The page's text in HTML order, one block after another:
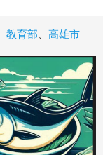
教育部 高雄市